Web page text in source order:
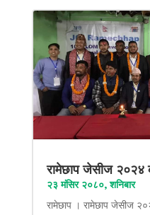
रामेछाप जेसीज २०२४
२३ मंसिर २०८०, शनिबार
रामेछाप । रामेछाप जेसीज